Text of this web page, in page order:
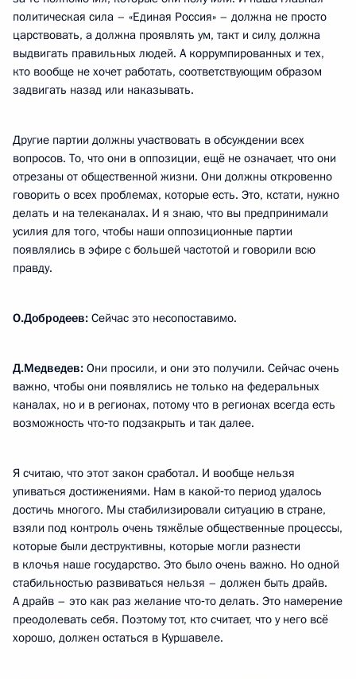
политическая сила – «Единая Россия» – должна не просто
царствовать, а должна проявлять ум, такт и силу, должна
выдвигать правильных людей. А коррумпированных и тех,
кто вообще не хочет работать, соответствующим образом
задвигать назад или наказывать.
Другие партии должны участвовать в обсуждении всех
вопросов. То, что они в оппозиции, ещё не означает, что они
отрезаны от общественной жизни. Они должны откровенно
говорить о всех проблемах, которые есть. Это, кстати, нужно
делать и на телеканалах. И я знаю, что вы предпринимали
усилия для того, чтобы наши оппозиционные партии
появлялись в эфире с большей частотой и говорили всю
правду.
О.Добродеев: Сейчас это несопоставимо.
Д.Медведев: Они просили, и они это получили. Сейчас очень
важно, чтобы они появлялись не только на федеральных
каналах, но и в регионах, потому что в регионах всегда есть
возможность что‑то подзакрыть и так далее.
Я считаю, что этот закон сработал. И вообще нельзя
упиваться достижениями. Нам в какой‑то период удалось
достичь многого. Мы стабилизировали ситуацию в стране,
взяли под контроль очень тяжёлые общественные процессы,
которые были деструктивны, которые могли разнести
в клочья наше государство. Это было очень важно. Но одной
стабильностью развиваться нельзя – должен быть драйв.
А драйв – это как раз желание что‑то делать. Это намерение
преодолевать себя. Поэтому тот, кто считает, что у него всё
хорошо, должен остаться в Куршавеле.